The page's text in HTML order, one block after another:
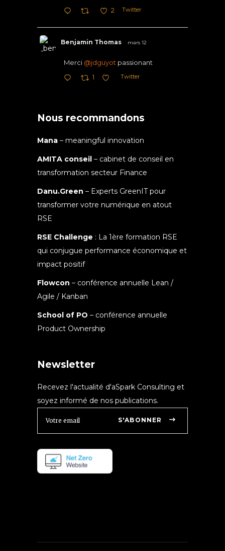
2 Twitter
Benjamin Thomas mars 12
Merci @jdguyot passionant
1 Twitter
Nous recommandons
Mana – meaningful innovation
AMITA conseil – cabinet de conseil en
transformation secteur Finance
Danu.Green – Experts GreenIT pour
transformer votre numérique en atout
RSE
RSE Challenge : La 1ère formation RSE
qui conjugue performance économique et
impact positif
Flowcon – conférence annuelle Lean /
Agile / Kanban
School of PO – conférence annuelle
Product Ownership
Newsletter
Recevez l'actualité d'aSpark Consulting et
soyez informé de nos publications.
S'ABONNER